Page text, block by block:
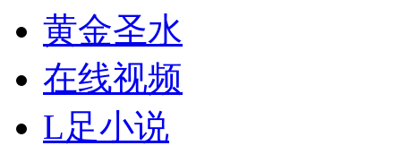
黄金圣水
在线视频
L足小说